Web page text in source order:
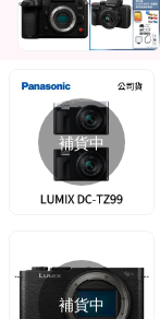
補貨中
補貨中